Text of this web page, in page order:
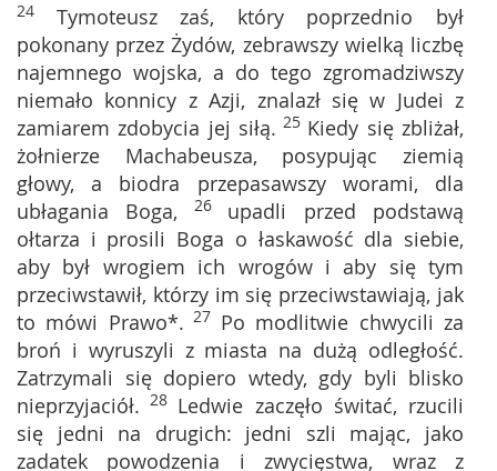
24 Tymoteusz zaś, który poprzednio był
pokonany przez Żydów, zebrawszy wielką liczbę
najemnego wojska, a do tego zgromadziwszy
niemało konnicy z Azji, znalazł się w Judei z
zamiarem zdobycia jej siłą. 25 Kiedy się zbliżał,
żołnierze Machabeusza, posypując ziemią
głowy, a biodra przepasawszy worami, dla
ubłagania Boga, 26 upadli przed podstawą
ołtarza i prosili Boga o łaskawość dla siebie,
aby był wrogiem ich wrogów i aby się tym
przeciwstawił, którzy im się przeciwstawiają, jak
to mówi Prawo*. 27 Po modlitwie chwycili za
broń i wyruszyli z miasta na dużą odległość.
Zatrzymali się dopiero wtedy, gdy byli blisko
nieprzyjaciół. 28 Ledwie zaczęło świtać, rzucili
się jedni na drugich: jedni szli mając, jako
zadatek powodzenia i zwycięstwa, wraz z